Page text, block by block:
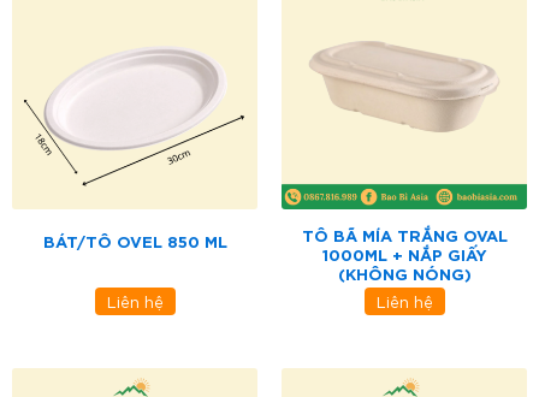
BÁT/TÔ OVEL 850 ML
Liên hệ
TÔ BÃ MÍA TRẮNG OVAL
1000ML + NẮP GIẤY
(KHÔNG NÓNG)
Liên hệ